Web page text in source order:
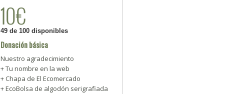
10€
49 de 100 disponibles
Donación básica
Nuestro agradecimiento
+ Tu nombre en la web
+ Chapa de El Ecomercado
+ EcoBolsa de algodón serigrafiada